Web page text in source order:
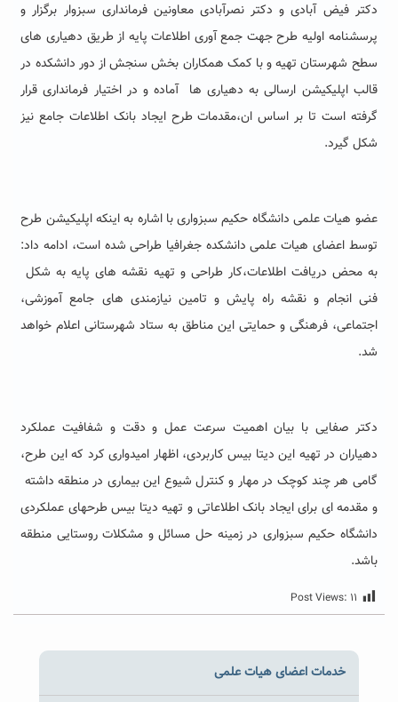
دکتر فیض آبادی و دکتر نصرآبادی معاونین فرماندارى سبزوار برگزار و
پرسشنامه اولیه طرح جهت جمع آورى اطلاعات پایه از طریق دهیارى های
سطح شهرستان تهیه و با کمک همکاران بخش سنجش از دور دانشکده در
قالب اپلیکیشن ارسالی به دهیاری ها آماده و در اختیار فرماندارى قرار
گرفته است تا بر اساس ان،مقدمات طرح ایجاد بانک اطلاعات جامع نیز
شکل گیرد.
عضو هیات علمی دانشگاه حکیم سبزواری با اشاره به اینکه اپلیکیشن طرح
توسط اعضای هیات علمی دانشکده جغرافیا طراحی شده است، ادامه داد:
به محض دریافت اطلاعات،کار طراحى و تهیه نقشه هاى پایه به شکل
فنى انجام و نقشه راه پایش و تامین نیازمندی هاى جامع آموزشى،
اجتماعى، فرهنگى و حمایتى این مناطق به ستاد شهرستانى اعلام خواهد
شد.
دکتر صفایی با بیان اهمیت سرعت عمل و دقت و شفافیت عملکرد
دهیاران در تهیه این دیتا بیس کاربردى، اظهار امیدوارى کرد که این طرح،
گامى هر چند کوچک در مهار و کنترل شیوع این بیمارى در منطقه داشته
و مقدمه اى براى ایجاد بانک اطلاعاتى و تهیه دیتا بیس طرحهاى عملکردى
دانشگاه حکیم سبزوارى در زمینه حل مسائل و مشکلات روستایی منطقه
باشد.
Post Views: ۱۱
خدمات اعضای هیات علمی